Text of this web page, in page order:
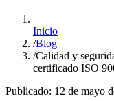
Inicio
/Blog
/Calidad y
certificado ISO
Publicado: 12 de mayo